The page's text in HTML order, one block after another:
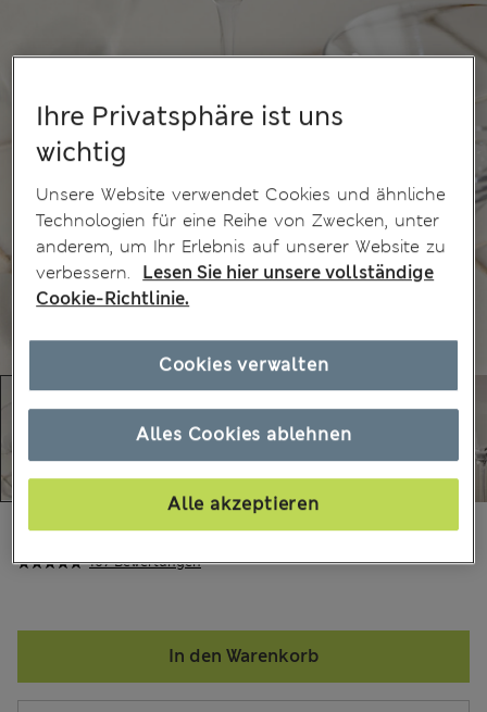
107 Bewertungen
€17,00 Alle Preise enthalten Steuern und Abgaben
In den Warenkorb
Ihre Privatsphäre ist uns
wichtig
Unsere Website verwendet Cookies und ähnliche
Technologien für eine Reihe von Zwecken, unter
anderem, um Ihr Erlebnis auf unserer Website zu
verbessern.
Lesen Sie hier unsere vollständige
Cookie-Richtlinie.
Alles Cookies ablehnen
Alle akzeptieren
Cookies verwalten